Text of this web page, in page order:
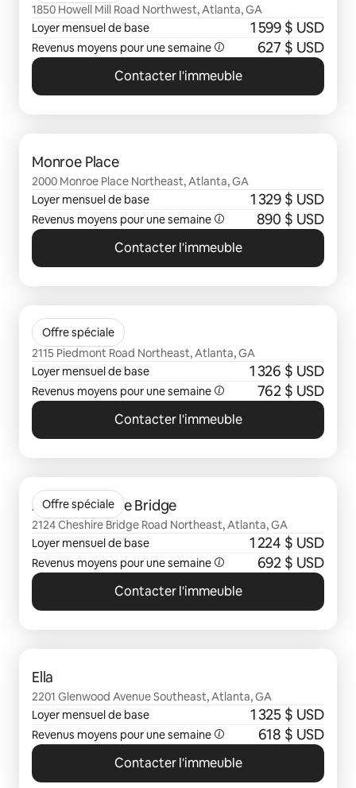
1850 Howell Mill Road Northwest, Atlanta, GA
Loyer mensuel de base
1 599 $ USD
Revenus moyens pour une semaine 627 $ USD
Contacter l'immeuble
Monroe Place
2000 Monroe Place Northeast, Atlanta, GA
Loyer mensuel de base
1 329 $ USD
Revenus moyens pour une semaine 890 $ USD
Contacter l'immeuble
Offre spéciale
Optimist lofts
2115 Piedmont Road Northeast, Atlanta, GA
Loyer mensuel de base
1 326 $ USD
Revenus moyens pour une semaine 762 $ USD
Contacter l'immeuble
Offre spéciale
Avana Cheshire Bridge
2124 Cheshire Bridge Road Northeast, Atlanta, GA
Loyer mensuel de base
1 224 $ USD
Revenus moyens pour une semaine 692 $ USD
Contacter l'immeuble
Ella
2201 Glenwood Avenue Southeast, Atlanta, GA
Loyer mensuel de base
1 325 $ USD
Revenus moyens pour une semaine 618 $ USD
Contacter l'immeuble